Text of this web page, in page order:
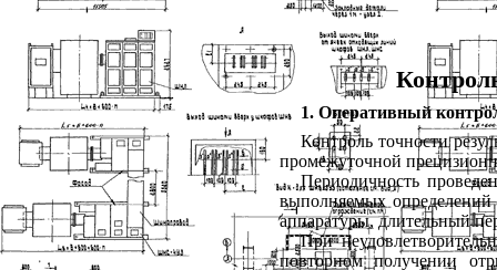
1. Оперативный
Контроль точности
промежуточной
Периодичность
выполняемых определений
аппаратуры, длительный
При
повторном получении